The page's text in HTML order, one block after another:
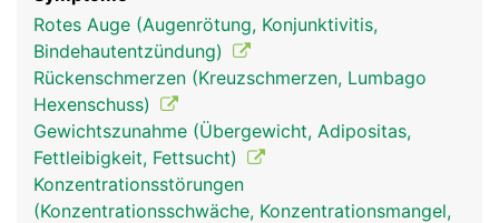
Rotes Auge (Augenrötung, Konjunktivitis,
Bindehautentzündung)
Rückenschmerzen (Kreuzschmerzen, Lumbago
Hexenschuss)
Gewichtszunahme (Übergewicht, Adipositas,
Fettleibigkeit, Fettsucht)
Konzentrationsstörungen
(Konzentrationsschwäche, Konzentrationsmangel,